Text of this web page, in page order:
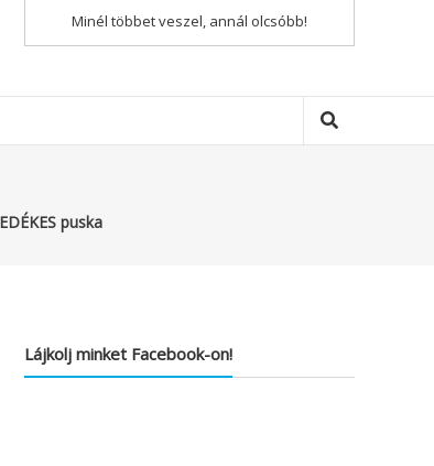
Minél többet veszel, annál olcsóbb!
puska
Lájkolj minket Facebook-on!